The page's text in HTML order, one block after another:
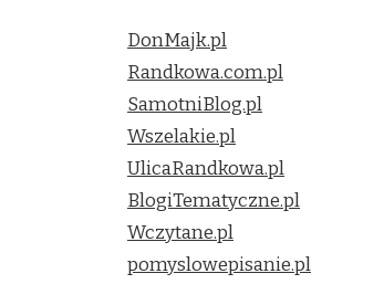
DonMajk.pl
Randkowa.com.pl
SamotniBlog.pl
Wszelakie.pl
UlicaRandkowa.pl
BlogiTematyczne.pl
Wczytane.pl
pomyslowepisanie.pl